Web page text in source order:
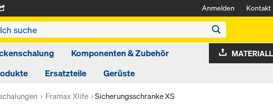
Anmelden Kontakt
Komponenten & Zubehör
Ersatzteile Gerüste
Framax Xlife Sicherungsschranke XS